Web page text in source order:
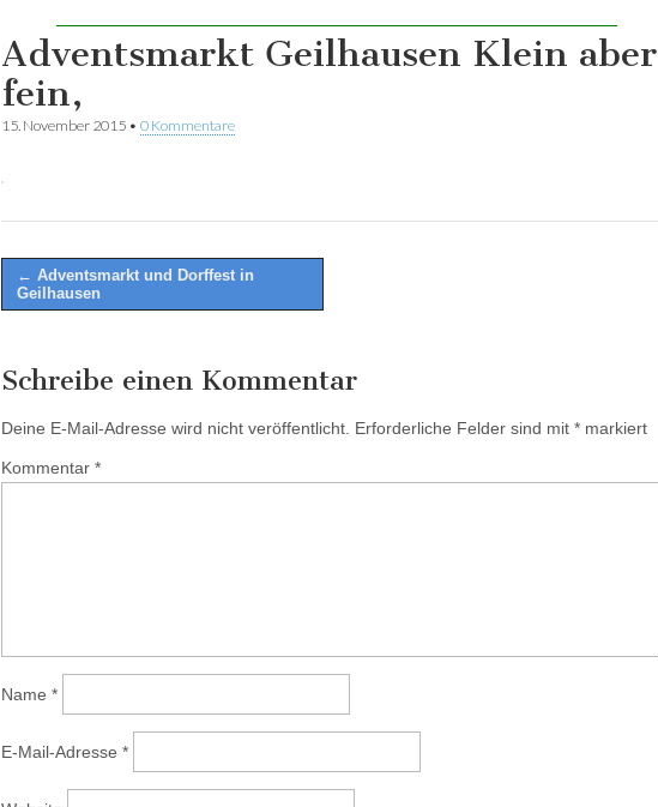
Adventsmarkt Geilhausen Klein aber
fein,
15. November 2015 • 0 Kommentare
Post
navigation
← Adventsmarkt und Dorffest in
Geilhausen
Schreibe einen Kommentar
Deine E-Mail-Adresse wird nicht veröffentlicht. Erforderliche Felder sind mit * markiert
Kommentar *
Name *
E-Mail-Adresse *